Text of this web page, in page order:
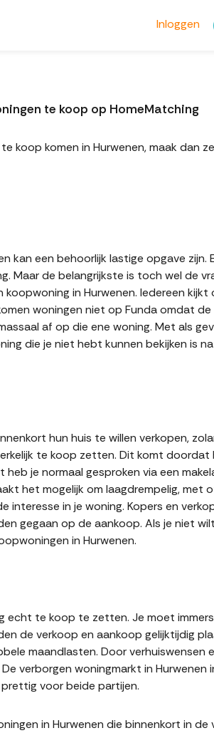
Inloggen
te koop op HomeMatching
koop komen in Hurwenen, maak dan
kan een behoorlijk lastige opgave zijn.
Maar de belangrijkste is toch wel de
in Hurwenen. Iedereen
woningen niet op Funda omdat
af op die ene woning. Met als
die je niet hebt kunnen bekijken is
hun huis te willen verkopen,
te koop zetten. Dit komt doordat
heb je normaal gesproken via een
het mogelijk om laagdrempelig, met
interesse in je woning. Kopers en
gegaan op de aankoop. Als je niet
in Hurwenen.
echt te koop te zetten. Je moet
de verkoop en aankoop gelijktijdig
maandlasten. Door
verborgen woningmarkt in
voor beide partijen.
in Hurwenen die binnenkort in